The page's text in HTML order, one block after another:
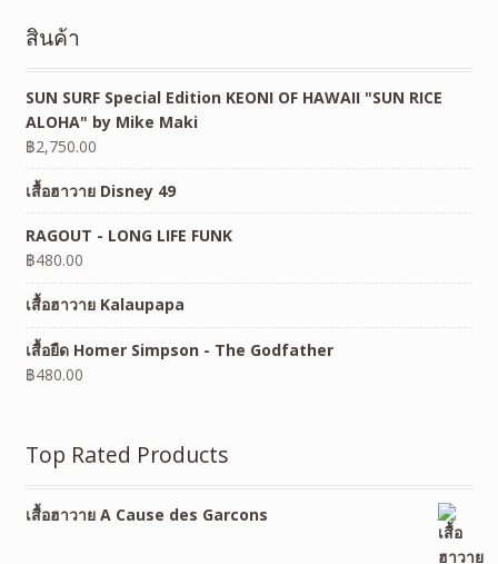
สินค้า
SUN SURF Special Edition KEONI OF HAWAII "SUN RICE
ALOHA" by Mike Maki
฿2,750.00
เสื้อฮาวาย Disney 49
RAGOUT - LONG LIFE FUNK
฿480.00
เสื้อฮาวาย Kalaupapa
เสื้อยืด Homer Simpson - The Godfather
฿480.00
Top Rated Products
เสื้อฮาวาย A Cause des Garcons